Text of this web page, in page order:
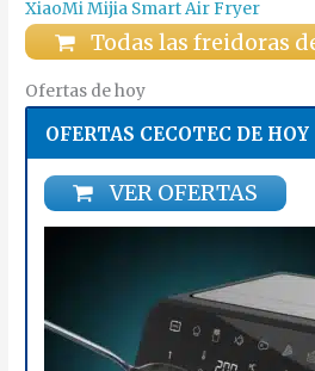
XiaoMi Mijia Smart Air Fryer
Todas las freidoras
Ofertas de hoy
OFERTAS CECOTEC DE HOY
VER OFERTAS